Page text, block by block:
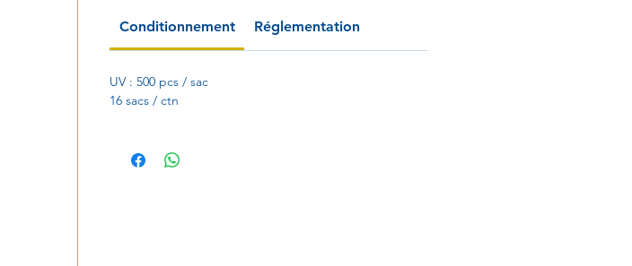
Conditionnement Réglementation
UV : 500 pcs / sac
16 sacs / ctn